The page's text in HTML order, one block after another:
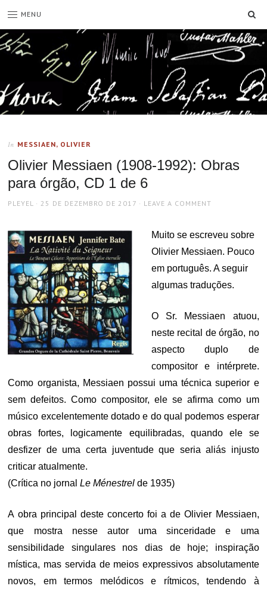
MENU
In MESSIAEN, OLIVIER
Olivier Messiaen (1908-1992): Obras
para órgão, CD 1 de 6
AUTHOR
PLEYEL
POSTED
25 DE DEZEMBRO DE 2017 LEAVE A COMMENT
Muito se escreveu sobre
Olivier Messiaen. Pouco
em português. A seguir
algumas traduções.
O Sr. Messiaen atuou,
neste recital de órgão, no
aspecto duplo de
compositor e intérprete.
Como organista, Messiaen possui uma técnica superior e
sem defeitos. Como compositor, ele se afirma como um
músico excelentemente dotado e do qual podemos esperar
obras fortes, logicamente equilibradas, quando ele se
desfizer de uma certa juventude que seria aliás injusto
criticar atualmente.
(Crítica no jornalLe Ménestrel de 1935)
A obra principal deste concerto foi a de Olivier Messiaen,
que mostra nesse autor uma sinceridade e uma
sensibilidade singulares nos dias de hoje; inspiração
mística, mas servida de meios expressivos absolutamente
novos, em termos melódicos e rítmicos, tendendo à